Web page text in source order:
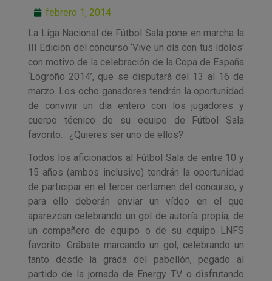
febrero 1, 2014
La Liga Nacional de Fútbol Sala pone en marcha la
III Edición del concurso ‘Vive un día con tus ídolos’
con motivo de la celebración de la Copa de España
‘Logroño 2014’, que se disputará del 13 al 16 de
marzo. Los ocho ganadores tendrán la oportunidad
de convivir un día entero con los jugadores y
cuerpo técnico de su equipo de Fútbol Sala
favorito… ¿Quieres ser uno de ellos?
Todos los aficionados al Fútbol Sala de entre 10 y
15 años (ambos inclusive) tendrán la oportunidad
de participar en el tercer certamen del concurso, y
para ello deberán enviar un vídeo en el que
aparezcan celebrando un gol de autoría propia, de
un compañero de equipo o de su equipo LNFS
favorito. Grábate marcando un gol, celebrando un
tanto desde la grada del pabellón, pegado al
partido de la jornada de Energy TV o disfrutando